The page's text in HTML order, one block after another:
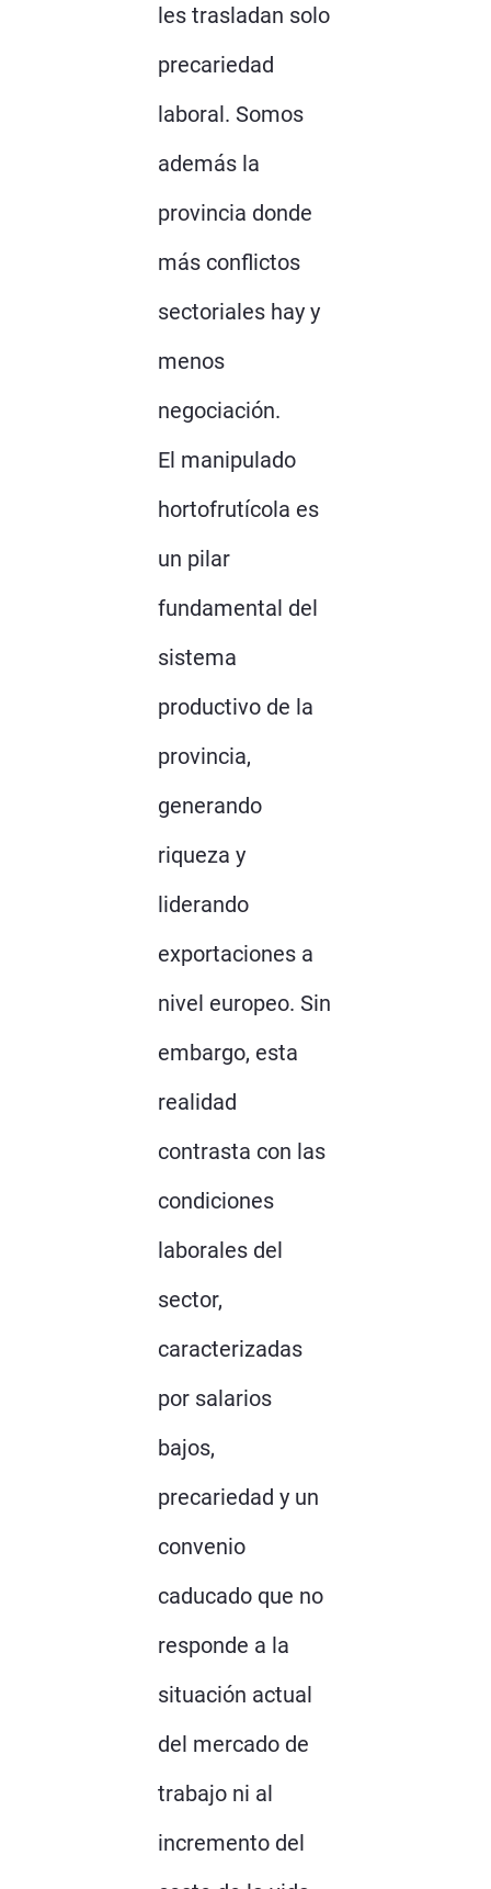
les trasladan solo
precariedad
laboral. Somos
además la
provincia donde
más conflictos
sectoriales hay y
menos
negociación.
El manipulado
hortofrutícola es
un pilar
fundamental del
sistema
productivo de la
provincia,
generando
riqueza y
liderando
exportaciones a
nivel europeo. Sin
embargo, esta
realidad
contrasta con las
condiciones
laborales del
sector,
caracterizadas
por salarios
bajos,
precariedad y un
convenio
caducado que no
responde a la
situación actual
del mercado de
trabajo ni al
incremento del